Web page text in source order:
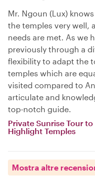
Mr. Ngoun (Lux)
the temples very well,
needs are met. As we
previously through a
flexibility to adapt the
temples which are
visited compared to
articulate and
top-notch guide.
Private Sunrise Tour
Highlight Temples
Mostra altre